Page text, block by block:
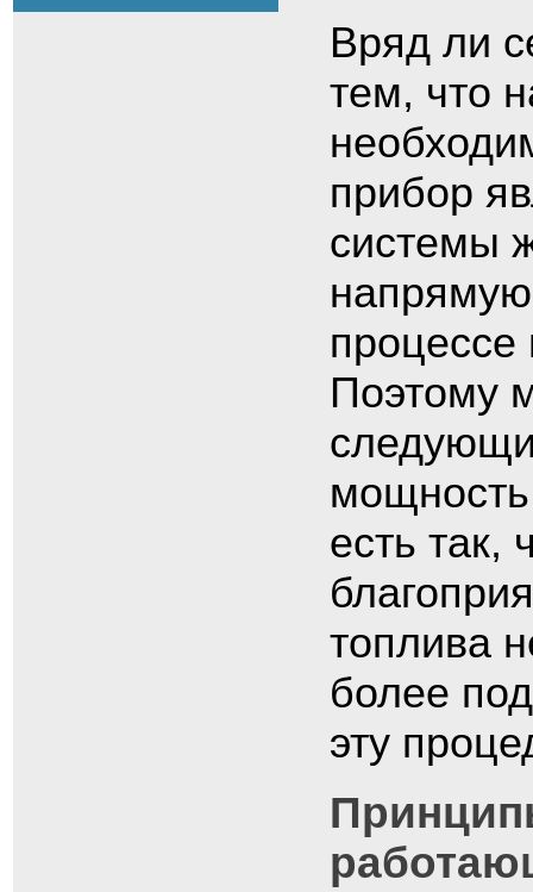
Вряд ли
тем, что
прибор
системы
процессе
Поэтому
мощность
есть так,
топлива
более
эту